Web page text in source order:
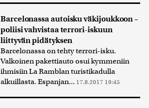
Barcelonassa autoisku väkijoukkoon –
poliisi vahvistaa terrori-iskuun
liittyvän pidätyksen
Barcelonassa on tehty terrori-isku.
Valkoinen pakettiauto osui kymmeniin
ihmisiin La Ramblan turistikadulla
alkuillasta. Espanjan... 17.8.2017 19:45